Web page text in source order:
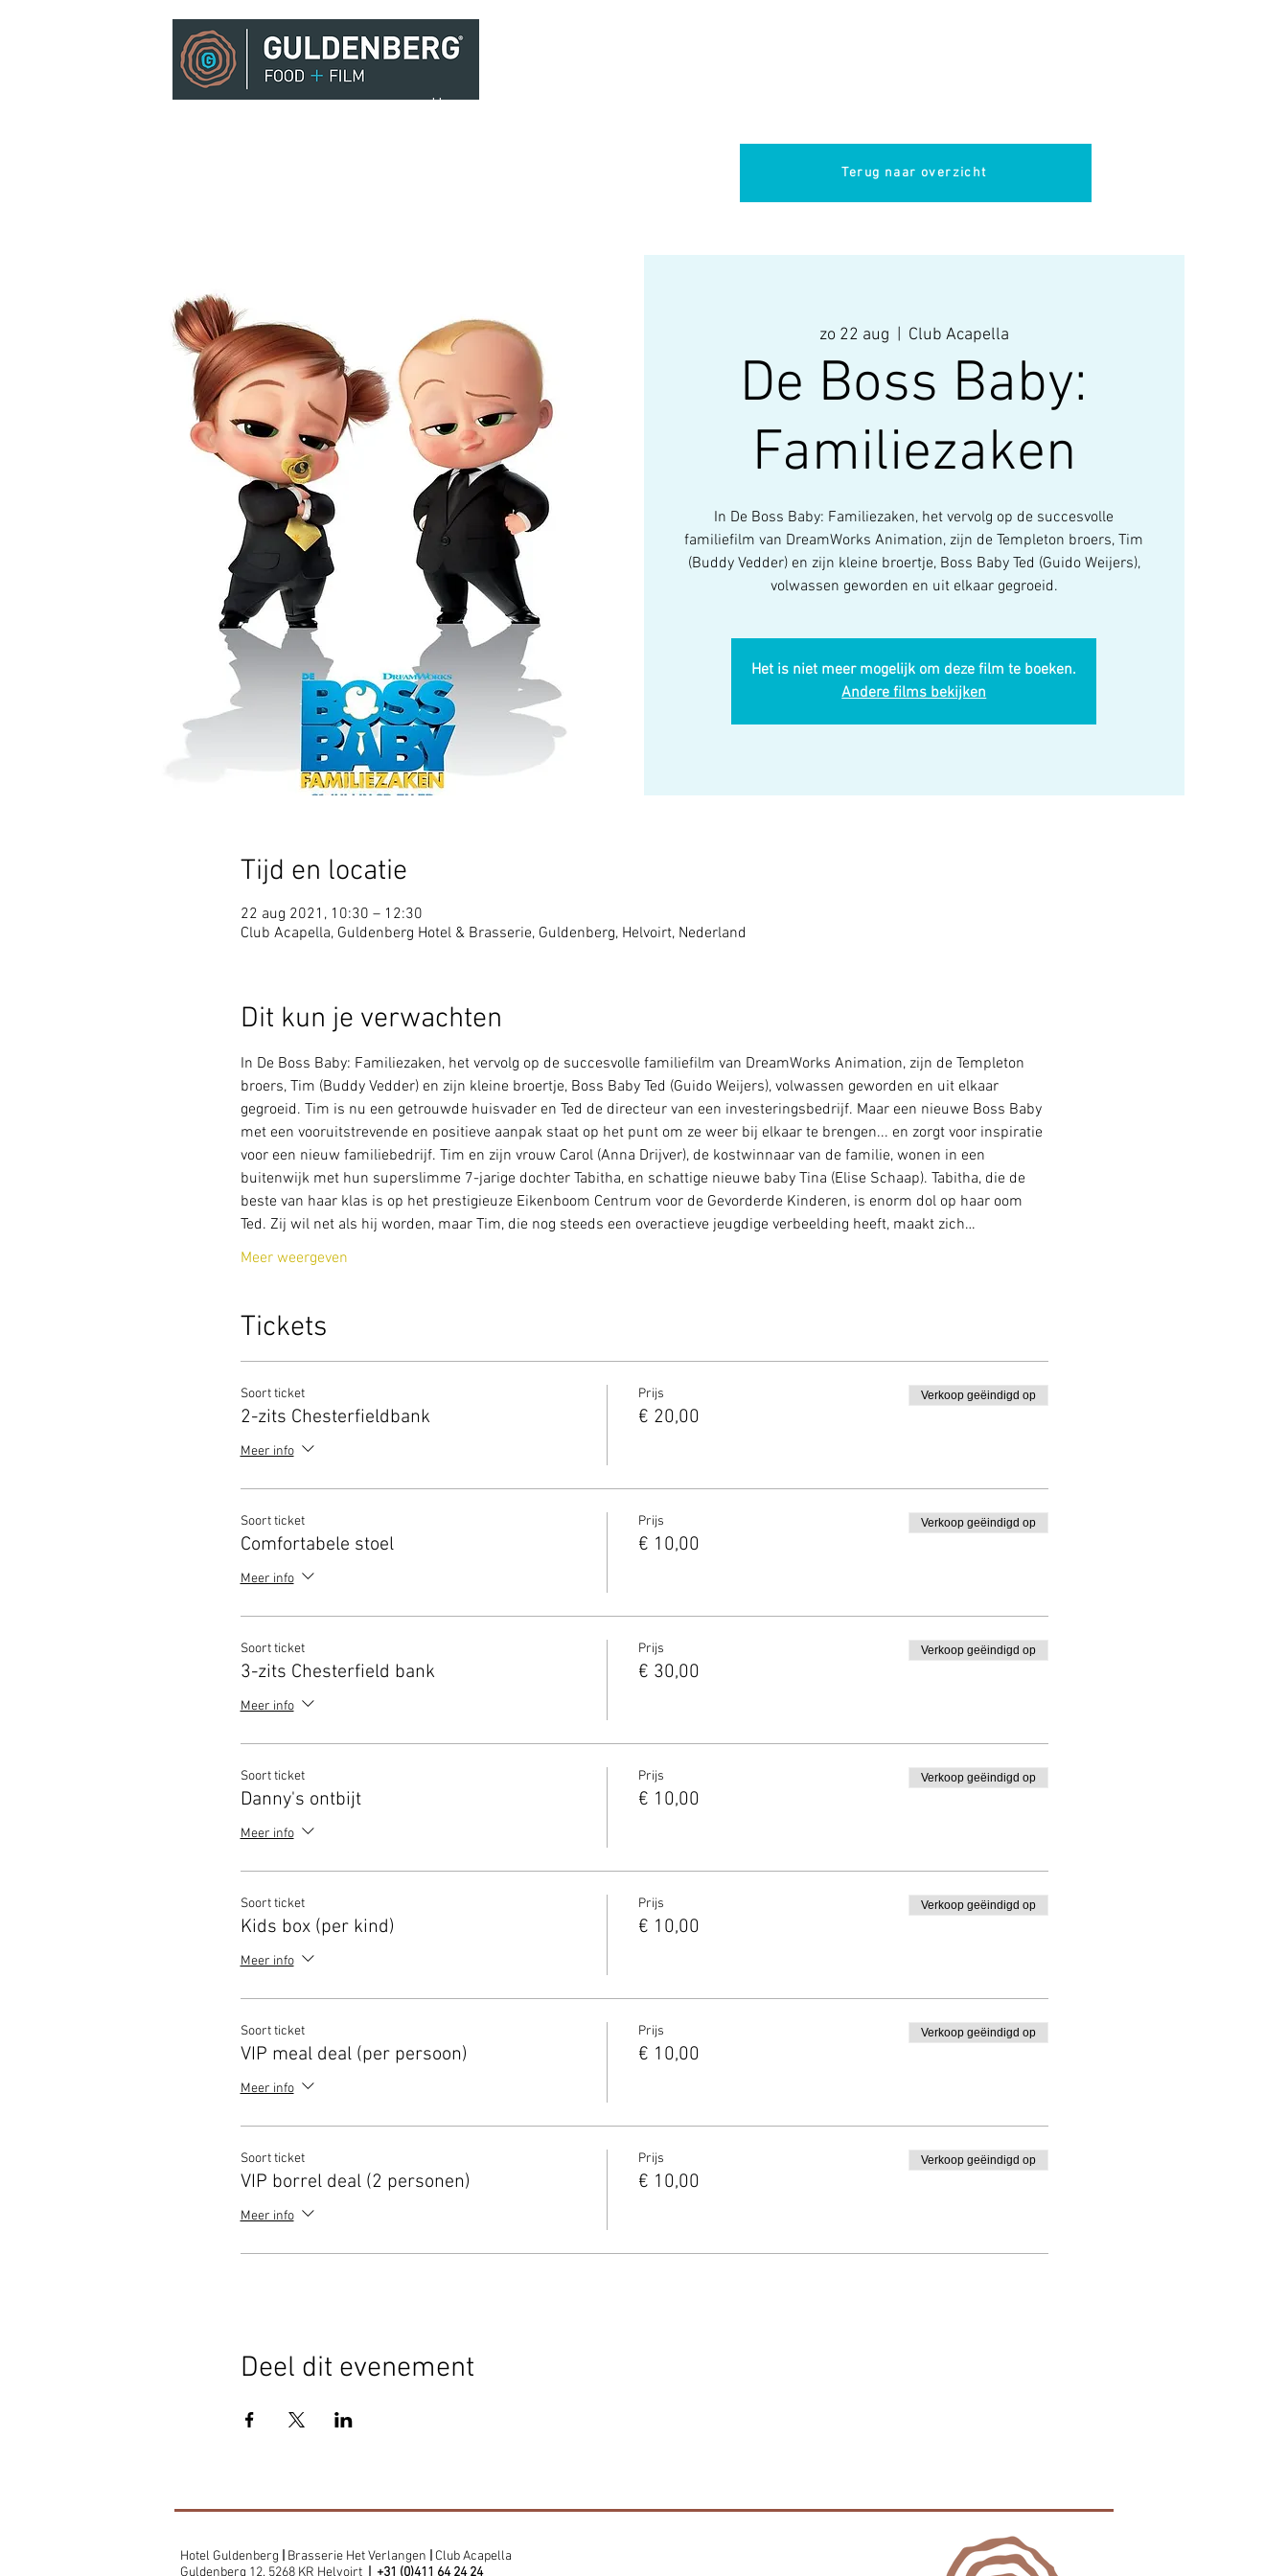
Home
Terug naar overzicht
zo 22 aug
  |
Club Acapella
De Boss Baby:
Familiezaken
In De Boss Baby: Familiezaken, het vervolg op de succesvolle
familiefilm van DreamWorks Animation, zijn de Templeton broers, Tim
(Buddy Vedder) en zijn kleine broertje, Boss Baby Ted (Guido Weijers),
volwassen geworden en uit elkaar gegroeid.
Het is niet meer mogelijk om deze film te boeken.
Andere films bekijken
Tijd en locatie
22 aug 2021, 10:30 – 12:30
Club Acapella, Guldenberg Hotel & Brasserie, Guldenberg, Helvoirt, Nederland
Dit kun je verwachten
In De Boss Baby: Familiezaken, het vervolg op de succesvolle familiefilm van DreamWorks Animation, zijn de Templeton
broers, Tim (Buddy Vedder) en zijn kleine broertje, Boss Baby Ted (Guido Weijers), volwassen geworden en uit elkaar
gegroeid. Tim is nu een getrouwde huisvader en Ted de directeur van een investeringsbedrijf. Maar een nieuwe Boss Baby
met een vooruitstrevende en positieve aanpak staat op het punt om ze weer bij elkaar te brengen... en zorgt voor inspiratie
voor een nieuw familiebedrijf. Tim en zijn vrouw Carol (Anna Drijver), de kostwinnaar van de familie, wonen in een
buitenwijk met hun superslimme 7-jarige dochter Tabitha, en schattige nieuwe baby Tina (Elise Schaap). Tabitha, die de
beste van haar klas is op het prestigieuze Eikenboom Centrum voor de Gevorderde Kinderen, is enorm dol op haar oom
Ted. Zij wil net als hij worden, maar Tim, die nog steeds een overactieve jeugdige verbeelding heeft, maakt zich…
Meer weergeven
Tickets
Soort ticket
2-zits Chesterfieldbank
Meer info
Prijs
€ 20,00
Verkoop geëindigd op
Soort ticket
Comfortabele stoel
Meer info
Prijs
€ 10,00
Verkoop geëindigd op
Soort ticket
3-zits Chesterfield bank
Meer info
Prijs
€ 30,00
Verkoop geëindigd op
Soort ticket
Danny's ontbijt
Meer info
Prijs
€ 10,00
Verkoop geëindigd op
Soort ticket
Kids box (per kind)
Meer info
Prijs
€ 10,00
Verkoop geëindigd op
Soort ticket
VIP meal deal (per persoon)
Meer info
Prijs
€ 10,00
Verkoop geëindigd op
Soort ticket
VIP borrel deal (2 personen)
Meer info
Prijs
€ 10,00
Verkoop geëindigd op
Deel dit evenement
Hotel Guldenberg Brasserie Het Verlangen
Club Acapella
Guldenberg 12, 5268 KR Helvoirt
+31 (0)411 64 24 24